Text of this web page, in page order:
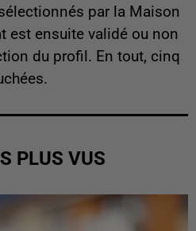
par la Maison
est ensuite validé ou non
du profil. En tout, cinq
PLUS VUS